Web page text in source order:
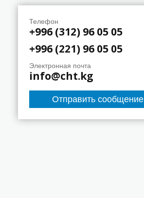
Телефон
+996 (312) 96 05 05
+996 (221) 96 05 05
Электронная почта
info@cht.kg
Отправить сообщение